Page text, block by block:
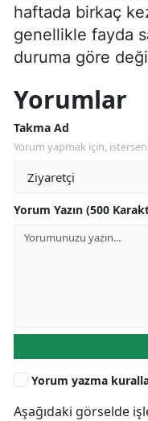
haftada birkaç
genellikle fayda
duruma göre
Yorumlar
Takma Ad
Yorum yapmak için,
Yorum Yazın (500
Yorum yazma
Aşağıdaki görselde